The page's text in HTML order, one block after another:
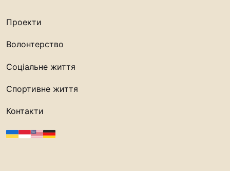
Проекти
Волонтерство
Соціальне життя
Спортивне життя
Контакти